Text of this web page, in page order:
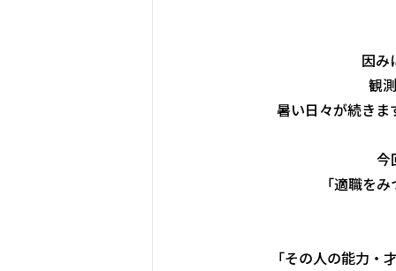
因み
観
暑い日々が続きま
今
「適職を
「その人の能力・